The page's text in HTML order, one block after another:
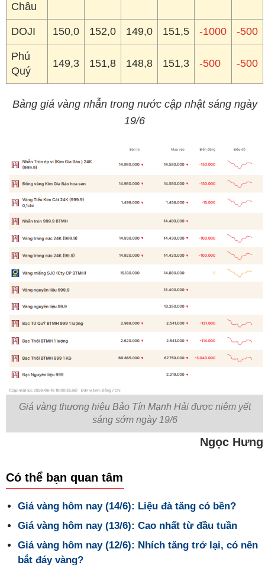
Châu
DOJI 150,0 152,0 149,0 151,5 -1000 -500
Phú
Quý
149,3 151,8 148,8 151,3 -500 -500
Bảng giá vàng nhẫn trong nước cập nhật sáng ngày
19/6
Giá vàng thương hiệu Bảo Tín Mạnh Hải được niêm yết
sáng sớm ngày 19/6
Ngọc Hưng
Có thể bạn quan tâm
Giá vàng hôm nay (14/6): Liệu đà tăng có bền?
Giá vàng hôm nay (13/6): Cao nhất từ đầu tuần
Giá vàng hôm nay (12/6): Nhích tăng trở lại, có nên
bắt đáy vàng?